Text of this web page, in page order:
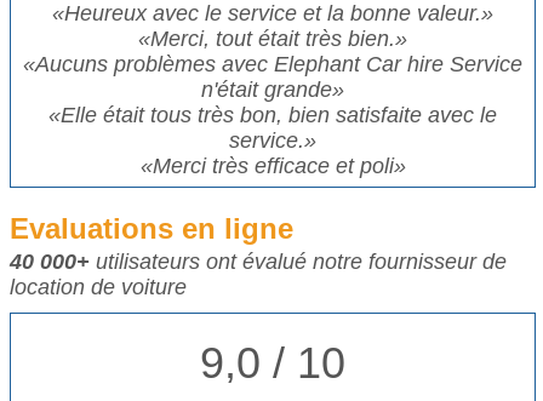
«Heureux avec le service et la bonne valeur.»
«Merci, tout était très bien.»
«Aucuns problèmes avec Elephant Car hire Service
n'était grande»
«Elle était tous très bon, bien satisfaite avec le
service.»
«Merci très efficace et poli»
Evaluations en ligne
40 000+ utilisateurs ont évalué notre fournisseur de
location de voiture
9,0 / 10